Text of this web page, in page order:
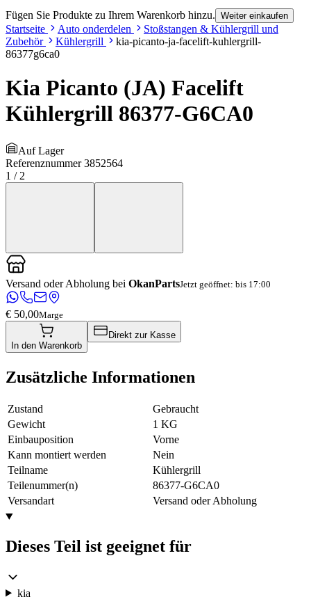
Fügen Sie Produkte zu Ihrem Warenkorb hinzu. Weiter einkaufen
Startseite Auto onderdelen
Stoßstangen & Kühlergrill und
Zubehör
Kühlergrill
kia-picanto-ja-facelift-kuhlergrill-
86377g6ca0
Kia Picanto (JA) Facelift
Kühlergrill 86377-G6CA0
Auf Lager
Referenznummer 3852564
1 / 2
Versand oder Abholung bei OkanPartsJetzt geöffnet: bis 17:00
€ 50,00Marge
In den Warenkorb
Direkt zur Kasse
Zusätzliche Informationen
Zustand
Gebraucht
Gewicht
1 KG
Einbauposition
Vorne
Kann montiert werden
Nein
Teilname
Kühlergrill
Teilenummer(n)
86377-G6CA0
Versandart
Versand oder Abholung
Dieses Teil ist geeignet für
kia